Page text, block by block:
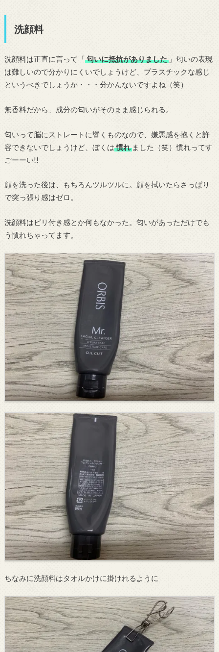
洗顔料
洗顔料は正直に言って「 匂いに抵抗がありました」匂いの表現
は難しいので分かりにくいでしょうけど、プラスチックな感じ
というべきでしょうか・・・分かんないですよね（笑）
無香料だから、成分の匂いがそのまま感じられる。
匂いって脳にストレートに響くものなので、嫌悪感を抱くと許
容できないでしょうけど、ぼくは 慣れました（笑）慣れってす
ごーーい!!
顔を洗った後は、もちろんツルツルに。顔を拭いたらさっぱり
で突っ張り感はゼロ。
洗顔料はピリ付き感とか何もなかった。匂いがあっただけでも
う慣れちゃってます。
ちなみに洗顔料はタオルかけに掛けれるように